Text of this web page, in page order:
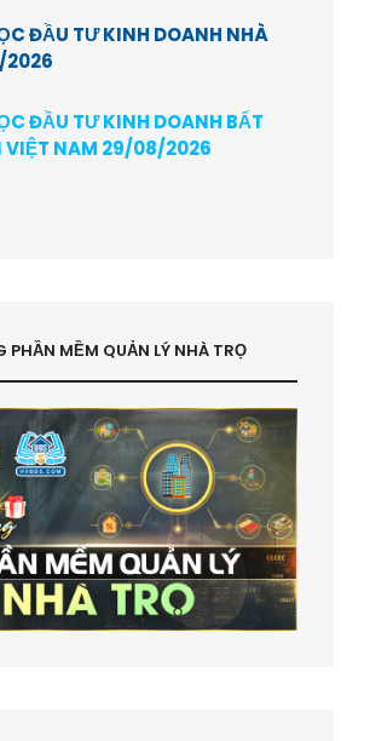
ĐẦU TƯ KINH DOANH NHÀ
2026
ĐẦU TƯ KINH DOANH BẤT
VIỆT NAM 29/08/2026
PHẦN MỀM QUẢN LÝ NHÀ TRỌ